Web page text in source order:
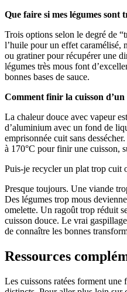
Que faire si mes légumes sont
Trois options selon le degré de
l’huile pour un effet caramélisé,
ou gratiner pour récupérer une
légumes très mous font
bonnes bases de sauce.
Comment finir la cuisson d’un
La chaleur douce avec vapeur
d’aluminium avec un fond de
emprisonnée cuit sans
à 170°C pour finir une cuisson,
Puis-je recycler un plat trop cuit
Presque toujours. Une viande
Des légumes trop mous
omelette. Un ragoût trop réduit
cuisson douce. Le vrai
de connaître les bonnes
Ressources
Les cuissons ratées forment